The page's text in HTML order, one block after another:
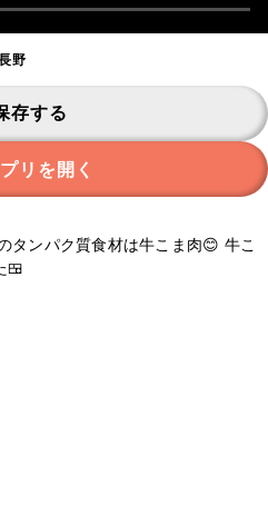
野
存する
リを開く
タンパク質食材は牛こま肉😊 牛こ
🍱